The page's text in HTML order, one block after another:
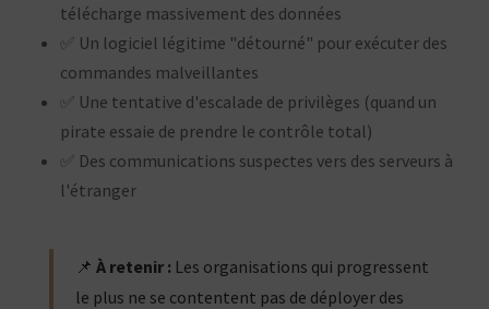
télécharge massivement des données
✅ Un logiciel légitime "détourné" pour exécuter des
commandes malveillantes
✅ Une tentative d'escalade de privilèges (quand un
pirate essaie de prendre le contrôle total)
✅ Des communications suspectes vers des serveurs à
l'étranger
📌 À retenir : Les organisations qui progressent
le plus ne se contentent pas de déployer des